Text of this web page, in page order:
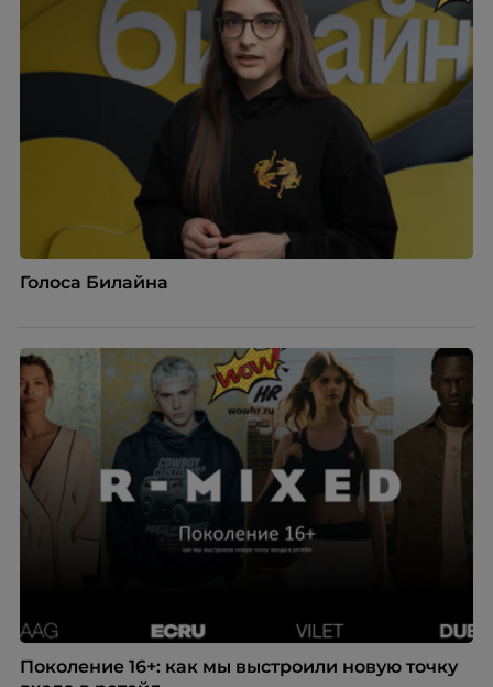
Голоса Билайна
Поколение 16+: как мы выстроили новую точку